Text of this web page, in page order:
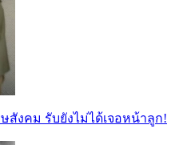
สังคม รับยังไม่ได้เจอหน้าลูก!